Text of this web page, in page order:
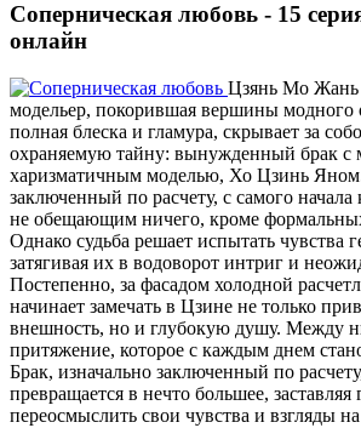
Соперническая любовь - 15
онлайн
Цзянь Мо Жань
модельер, покорившая вершины модного
полная блеска и гламура, скрывает за
охраняемую тайну: вынужденный брак с
харизматичным моделью, Хо Цзинь
заключенный по расчету, с самого
не обещающим ничего, кроме
Однако судьба решает испытать чувства
затягивая их в водоворот интриг и
Постепенно, за фасадом холодной
начинает замечать в Цзине не только
внешность, но и глубокую душу. Между
притяжение, которое с каждым днем
Брак, изначально заключенный по
превращается в нечто большее, заставляя
переосмыслить свои чувства и взгляды